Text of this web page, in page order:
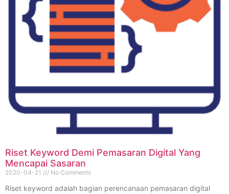
Riset Keyword Demi Pemasaran Digital Yang
Mencapai Sasaran
2020-04-21 No Comments
Riset keyword adalah bagian perencanaan pemasaran digital